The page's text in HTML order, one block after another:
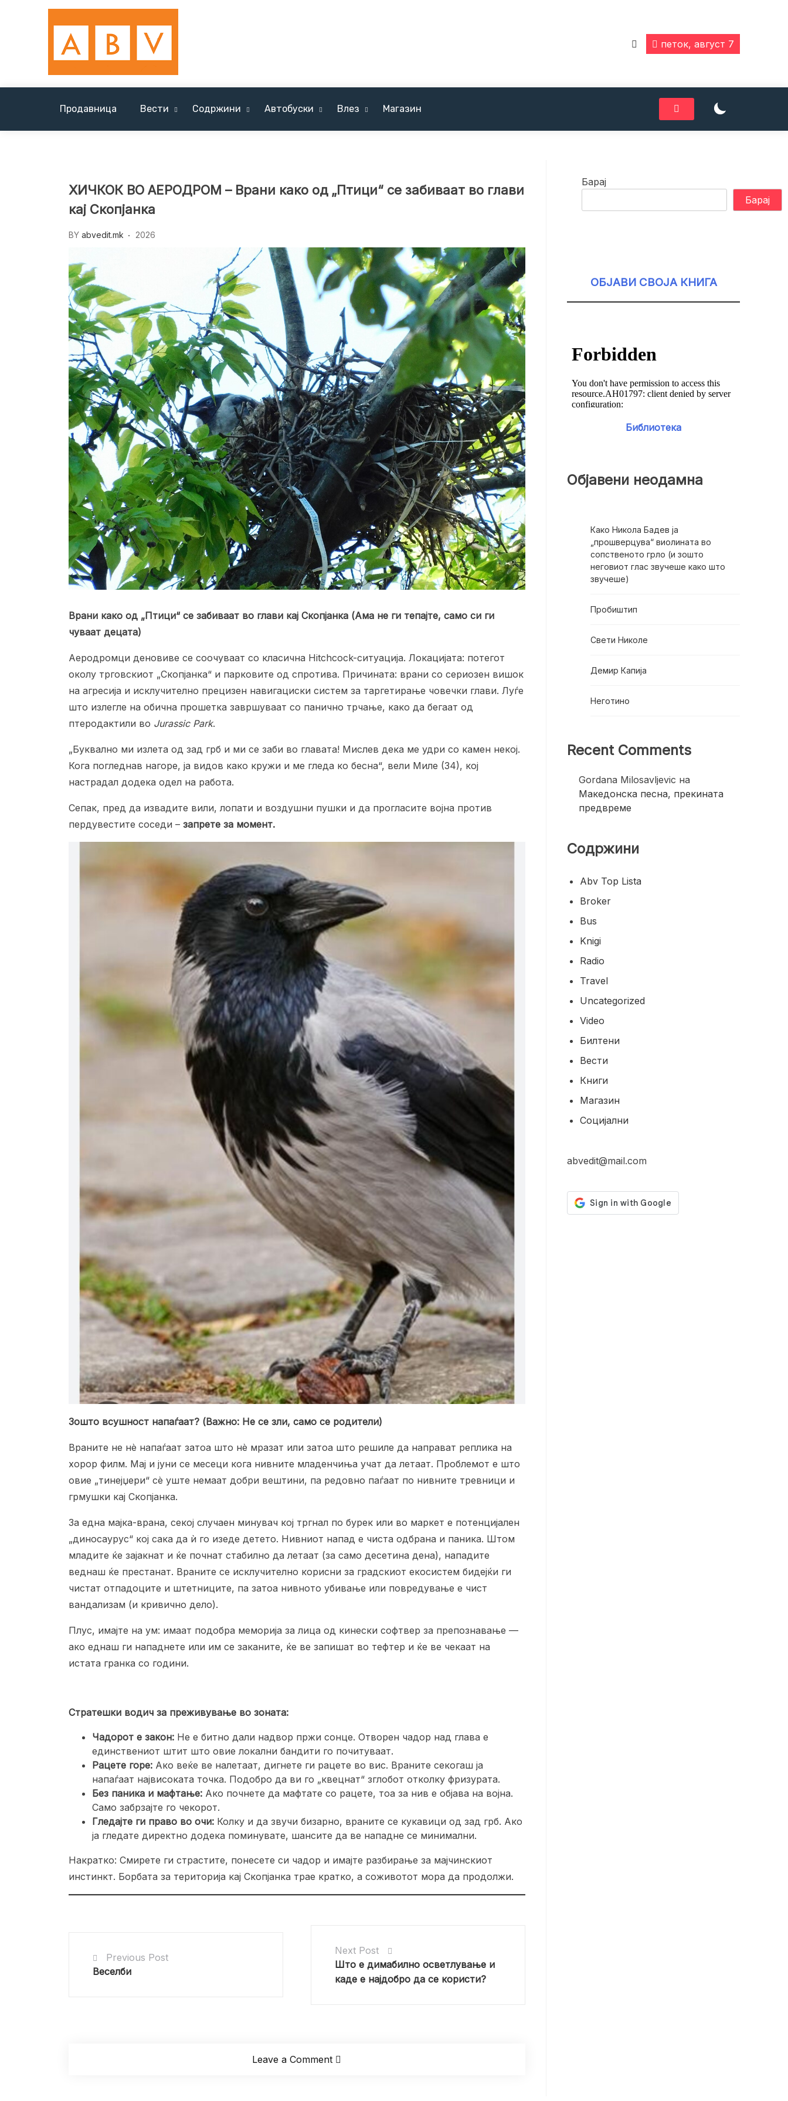
петок, август 7
Продавница Вести Содржини Автобуски Влез Магазин
ХИЧКОК ВО АЕРОДРОМ – Врани како од „Птици“ се забиваат во глави
кај Скопјанка
BY abvedit.mk 2026
Врани како од „Птици“ се забиваат во глави кај Скопјанка (Ама не ги тепајте, само си ги
чуваат децата)
Аеродромци деновиве се соочуваат со класична Hitchcock-ситуација. Локацијата: потегот
околу трговскиот „Скопјанка“ и парковите од спротива. Причината: врани со сериозен вишок
на агресија и исклучително прецизен навигациски систем за таргетирање човечки глави. Луѓе
што излегле на обична прошетка завршуваат со панично трчање, како да бегаат од
птеродактили во Jurassic Park.
„Буквално ми излета од зад грб и ми се заби во главата! Мислев дека ме удри со камен некој.
Кога погледнав нагоре, ја видов како кружи и ме гледа ко бесна“, вели Миле (34), кој
настрадал додека одел на работа.
Сепак, пред да извадите вили, лопати и воздушни пушки и да прогласите војна против
пердувестите соседи – запрете за момент.
Зошто всушност напаѓаат? (Важно: Не се зли, само се родители)
Враните не нè напаѓаат затоа што нè мразат или затоа што решиле да направат реплика на
хорор филм. Мај и јуни се месеци кога нивните младенчиња учат да летаат. Проблемот е што
овие „тинејџери“ сè уште немаат добри вештини, па редовно паѓаат по нивните тревници и
грмушки кај Скопјанка.
За една мајка-врана, секој случаен минувач кој тргнал по бурек или во маркет е потенцијален
„диносаурус“ кој сака да ѝ го изеде детето. Нивниот напад е чиста одбрана и паника. Штом
младите ќе зајакнат и ќе почнат стабилно да летаат (за само десетина дена), нападите
веднаш ќе престанат. Враните се исклучително корисни за градскиот екосистем бидејќи ги
чистат отпадоците и штетниците, па затоа нивното убивање или повредување е чист
вандализам (и кривично дело).
Плус, имајте на ум: имаат подобра меморија за лица од кинески софтвер за препознавање —
ако еднаш ги нападнете или им се заканите, ќе ве запишат во тефтер и ќе ве чекаат на
истата гранка со години.
Стратешки водич за преживување во зоната:
Чадорот е закон: Не е битно дали надвор пржи сонце. Отворен чадор над глава е
единствениот штит што овие локални бандити го почитуваат.
Рацете горе: Ако веќе ве налетаат, дигнете ги рацете во вис. Враните секогаш ја
напаѓаат највисоката точка. Подобро да ви го „квецнат“ зглобот отколку фризурата.
Без паника и мафтање: Ако почнете да мафтате со рацете, тоа за нив е објава на војна.
Само забрзајте го чекорот.
Гледајте ги право во очи: Колку и да звучи бизарно, враните се кукавици од зад грб. Ако
ја гледате директно додека поминувате, шансите да ве нападне се минимални.
Накратко: Смирете ги страстите, понесете си чадор и имајте разбирање за мајчинскиот
инстинкт. Борбата за територија кај Скопјанка трае кратко, а соживотот мора да продолжи.
Previous Post
Веселби
Next Post
Што е димабилно осветлување и
каде е најдобро да се користи?
Leave a Comment
Барај
Барај
ОБЈАВИ СВОЈА КНИГА
Библиотека
Објавени неодамна
Како Никола Бадев ја
„прошверцува“ виолината во
сопственото грло (и зошто
неговиот глас звучеше како што
звучеше)
Пробиштип
Свети Николе
Демир Капија
Неготино
Recent Comments
Gordana Milosavljevic на
Македонска песна, прекината
предвреме
Содржини
Abv Top Lista
Broker
Bus
Knigi
Radio
Travel
Uncategorized
Video
Билтени
Вести
Книги
Магазин
Социјални
abvedit@mail.com